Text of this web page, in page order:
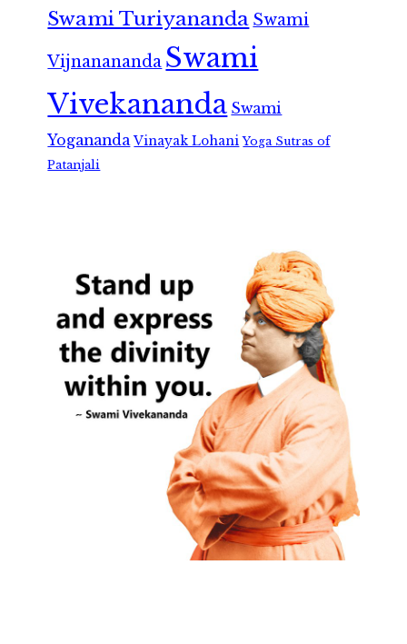
Swami Turiyananda Swami
Vijnanananda Swami
Vivekananda Swami
Yogananda Vinayak Lohani Yoga Sutras of
Patanjali